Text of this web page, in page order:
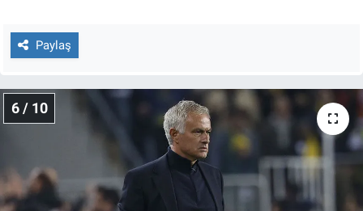
Paylaş
6 / 10